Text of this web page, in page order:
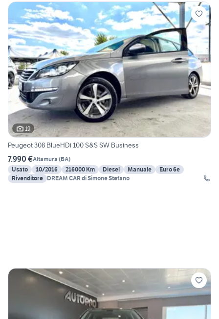
19
Peugeot 308 BlueHDi 100 S&S SW Business
7.990 €Altamura (BA)
Usato
10/2016 216000 Km Diesel Manuale
Euro 6e
Rivenditore DREAM CAR di Simone Stefano